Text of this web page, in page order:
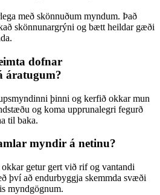
með skönnuðum myndum. Það
skönnunargrýni og bætt heildar gæði
dofnar
áratugum?
þinni og kerfið okkar mun
og koma upprunalegri fegurð
til baka.
myndir á netinu?
getur gert við rif og vantandi
því að endurbyggja skemmda svæði
myndgögnum.